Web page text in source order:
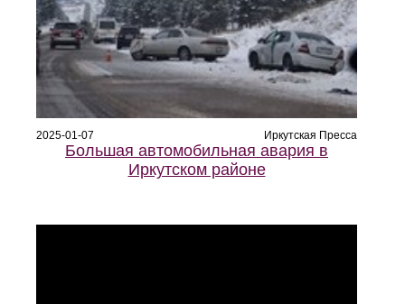
2025-01-07 Иркутская Пресса
Большая автомобильная авария в
Иркутском районе